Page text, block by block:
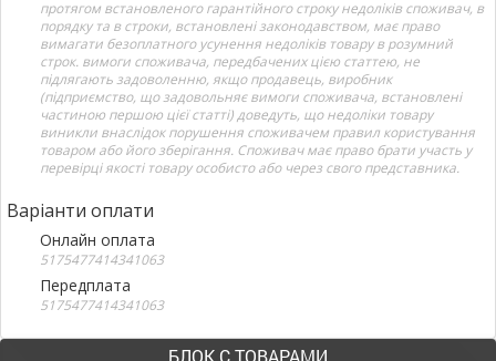
протягом встановленого гарантійного строку недоліків споживач, в
порядку та в строки, встановлені законодавством, має право
вимагати безоплатного усунення недоліків товару в розумний
строк. вимоги споживача, передбачених цією статтею, не
підлягають задоволенню, якщо продавець, виробник
(підприємство, що задовольняє вимоги споживача, встановлені
частиною першою цієї статті) доведуть, що недоліки товару
виникли внаслідок порушення споживачем правил користування
товаром або його зберігання. Споживач має право брати участь у
перевірці якості товару особисто або через свого представника.
Варіанти оплати
Онлайн оплата
5175477414341063
Передплата
5175477414341063
БЛОК С ТОВАРАМИ